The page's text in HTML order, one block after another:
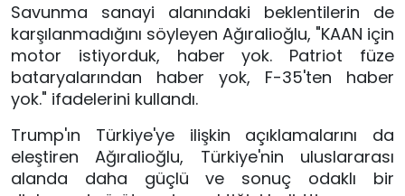
Savunma sanayi alanındaki beklentilerin de
karşılanmadığını söyleyen Ağıralioğlu, "KAAN için
motor istiyorduk, haber yok. Patriot füze
bataryalarından haber yok, F-35'ten haber
yok." ifadelerini kullandı.
Trump'ın Türkiye'ye ilişkin açıklamalarını da
eleştiren Ağıralioğlu, Türkiye'nin uluslararası
alanda daha güçlü ve sonuç odaklı bir